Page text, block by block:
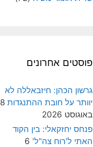
פוסטים אחרונים
גרשון הכהן: חיזבאללה לא
יוותר על חובת ההתנגדות 8
באוגוסט 2026
פנחס יחזקאלי: בין הקוד
האתי ל'רוח צה"ל' 6